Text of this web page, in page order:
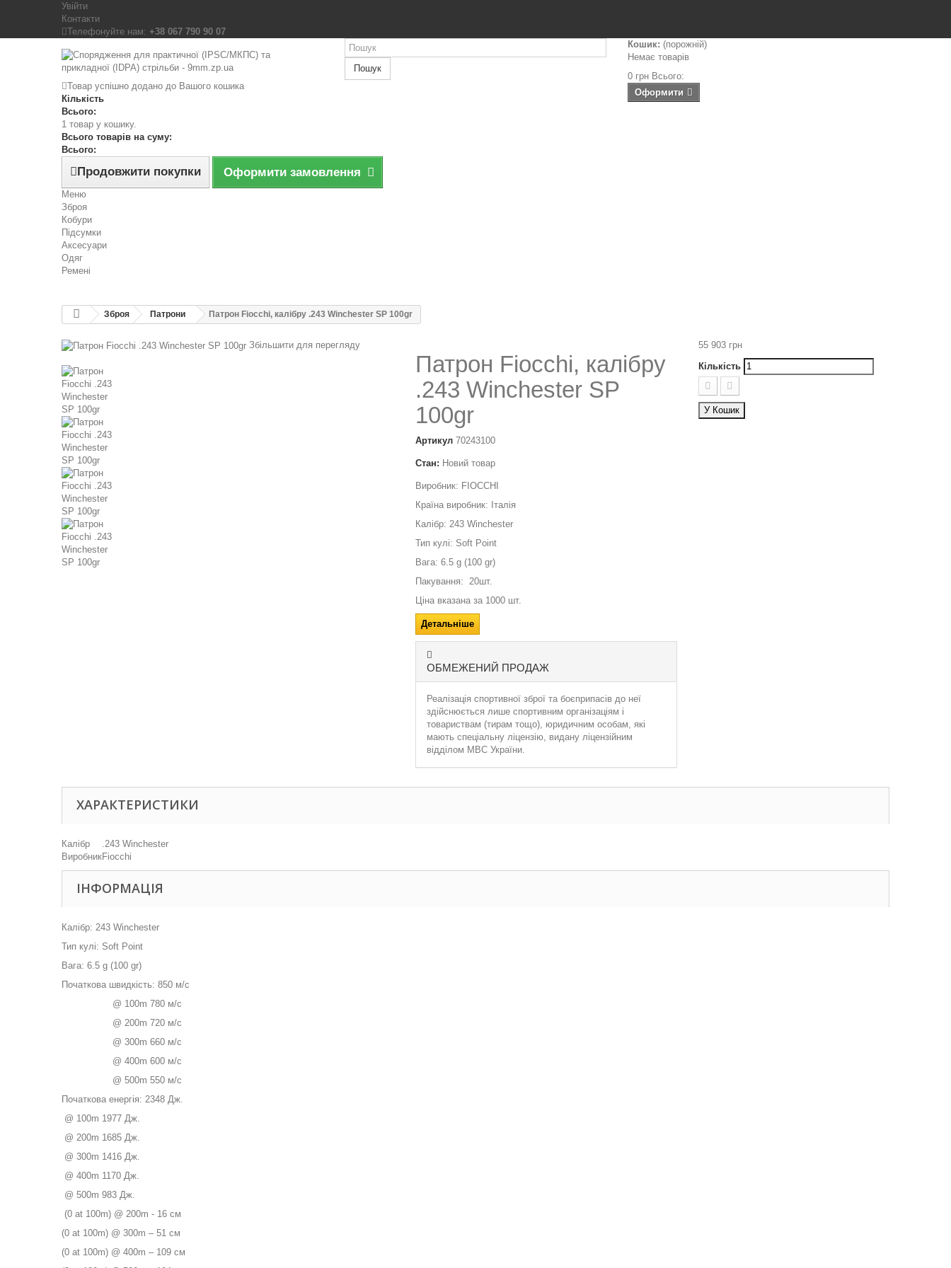
Увійти
Контакти
Телефонуйте нам: +38 067 790 90 07
Пошук
Кошик: (порожній)
Немає товарів
0 грн Всього:
Оформити
Товар успішно додано до Вашого кошика
Кількість
Всього:
1 товар у кошику.
Всього товарів на суму:
Всього:
Продовжити покупки Оформити замовлення
Меню
Зброя
Кобури
Підсумки
Аксесуари
Одяг
Ремені
Зброя Патрони Патрон Fiocchi, калібру .243 Winchester SP 100gr
Збільшити для перегляду
Патрон Fiocchi, калібру
.243 Winchester SP
100gr
Артикул 70243100
Стан: Новий товар
Виробник: FIOCCHI
Країна виробник: Італія
Калібр: 243 Winchester
Тип кулі: Soft Point
Вага: 6.5 g (100 gr)
Пакування: 20шт.
Ціна вказана за 1000 шт.
Детальніше
ОБМЕЖЕНИЙ ПРОДАЖ
Реалізація спортивної зброї та боєприпасів до неї
здійснюється лише спортивним організаціям і
товариствам (тирам тощо), юридичним особам, які
мають спеціальну ліцензію, видану ліцензійним
відділом МВС України.
55 903 грн
Кількість
У Кошик
ХАРАКТЕРИСТИКИ
Калібр
.243 Winchester
ВиробникFiocchi
ІНФОРМАЦІЯ
Калібр: 243 Winchester
Тип кулі: Soft Point
Вага: 6.5 g (100 gr)
Початкова швидкість: 850 м/с
@ 100m 780 м/с
@ 200m 720 м/с
@ 300m 660 м/с
@ 400m 600 м/с
@ 500m 550 м/с
Початкова енергія: 2348 Дж.
@ 100m 1977 Дж.
@ 200m 1685 Дж.
@ 300m 1416 Дж.
@ 400m 1170 Дж.
@ 500m 983 Дж.
(0 at 100m) @ 200m - 16 см
(0 at 100m) @ 300m – 51 см
(0 at 100m) @ 400m – 109 см